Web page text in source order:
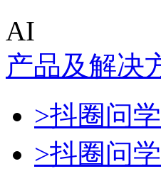
AI
产品及解决
>抖圈问
>抖圈问